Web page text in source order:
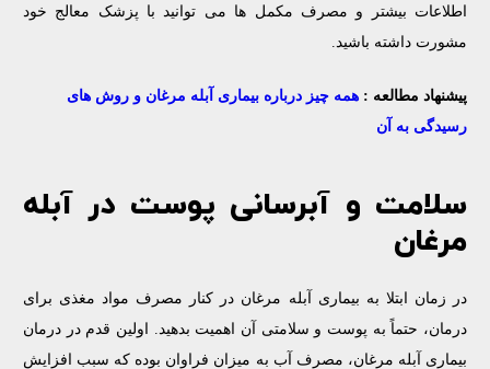
اطلاعات بیشتر و مصرف مکمل ها می توانید با پزشک معالج خود
مشورت داشته باشید.
پیشنهاد مطالعه : همه چیز درباره بیماری آبله مرغان و روش های
رسیدگی به آن
سلامت و آبرسانی پوست در آبله
مرغان
در زمان ابتلا به بیماری آبله مرغان در کنار مصرف مواد مغذی برای
درمان، حتماً به پوست و سلامتی آن اهمیت بدهید. اولین قدم در درمان
بیماری آبله مرغان، مصرف آب به میزان فراوان بوده که سبب افزایش